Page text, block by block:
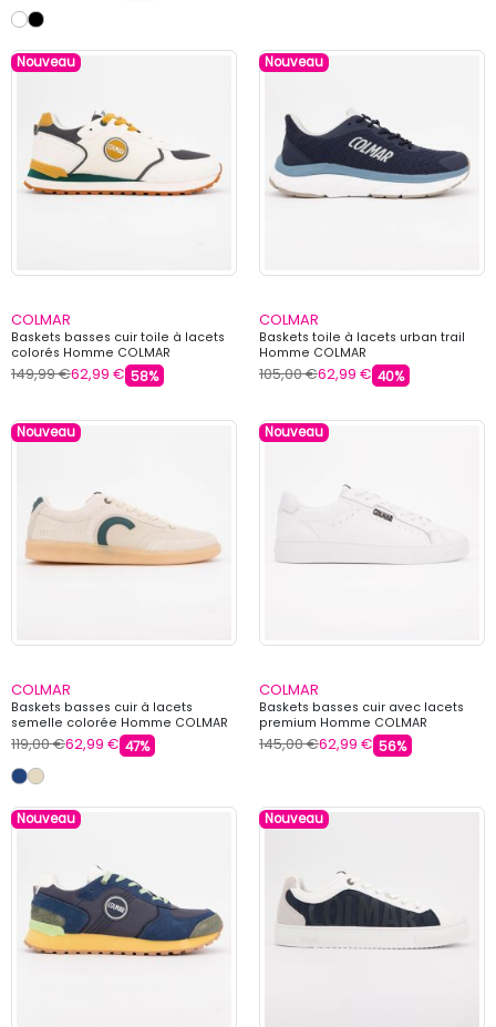
Nouveau
COLMAR
Baskets basses cuir toile à lacets
colorés Homme COLMAR
149,99 €62,99 € 58%
Nouveau
COLMAR
Baskets toile à lacets urban trail
Homme COLMAR
105,00 €62,99 € 40%
Nouveau
COLMAR
Baskets basses cuir à lacets
semelle colorée Homme COLMAR
119,00 €62,99 € 47%
Nouveau
COLMAR
Baskets basses cuir avec lacets
premium Homme COLMAR
145,00 €62,99 € 56%
Nouveau Nouveau